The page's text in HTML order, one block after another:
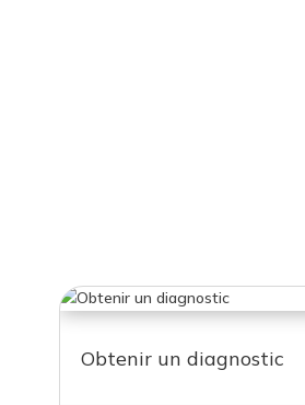
Obtenir un diagnostic